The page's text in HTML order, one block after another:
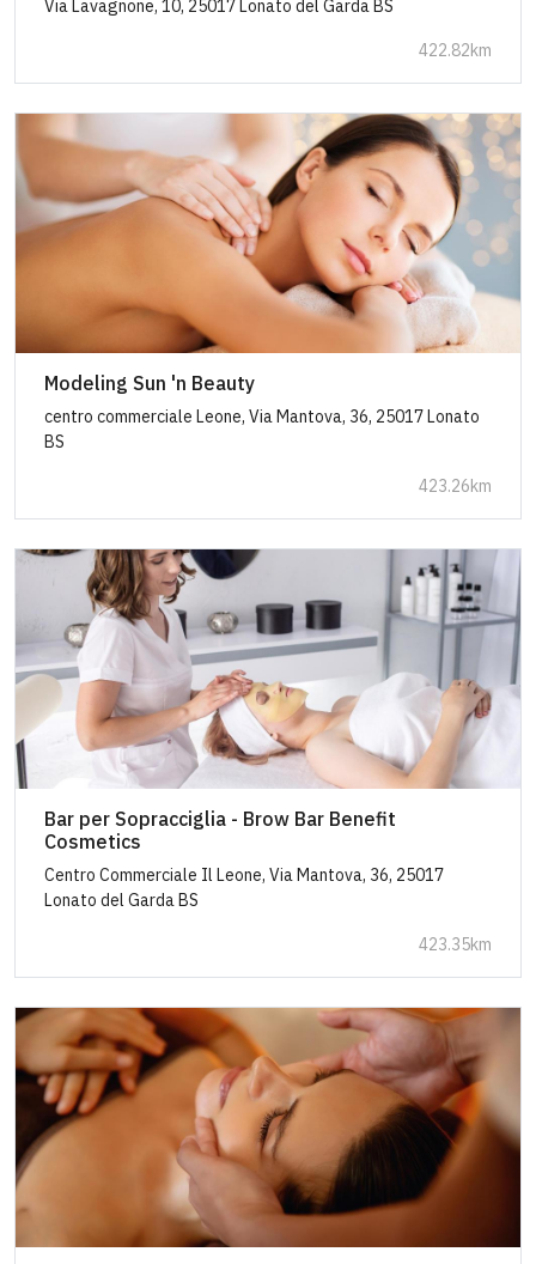
Via Lavagnone, 10, 25017 Lonato del Garda BS
422.82km
Modeling Sun 'n Beauty
centro commerciale Leone, Via Mantova, 36, 25017 Lonato
BS
423.26km
Bar per Sopracciglia - Brow Bar Benefit
Cosmetics
Centro Commerciale Il Leone, Via Mantova, 36, 25017
Lonato del Garda BS
423.35km